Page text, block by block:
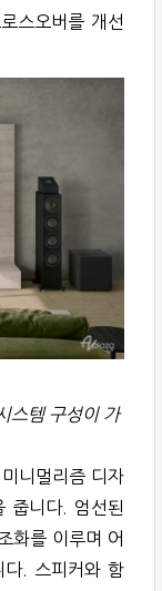
스오버를 개선
스템 구성이 가
니멀리즘 디자
줍니다. 엄선된
화를 이루며 어
다. 스피커와 함